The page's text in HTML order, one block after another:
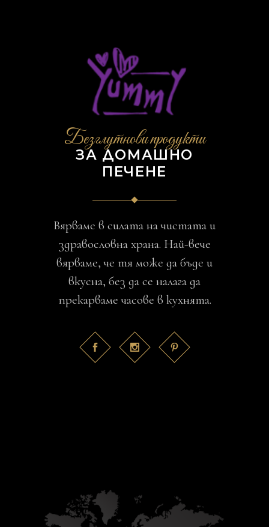
Безглутнови продукти
ЗА ДОМАШНО
ПЕЧЕНЕ
Вярваме в силата на чистата и
здравословна храна. Най-вече
вярваме, че тя може да бъде и
вкусна, без да се налага да
прекарваме часове в кухнята.